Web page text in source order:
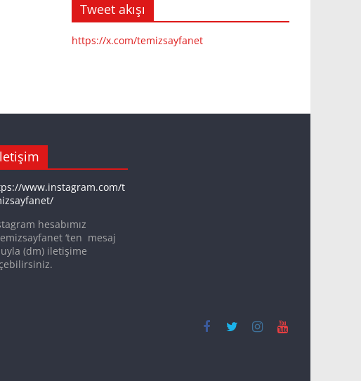
Tweet akışı
https://x.com/temizsayfanet
www.instagram.com/t
hesabımız
‘ten mesaj
(dm) iletişime